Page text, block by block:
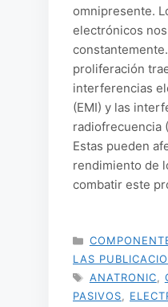
omnipresente.
electrónicos
proliferación
interferencias
(EMI) y las
radiofrecuencia
Estas pueden
rendimiento de
combatir este
CATEGORÍAS
LAS
ETIQUETAS
ANATRONIC
PASIVOS